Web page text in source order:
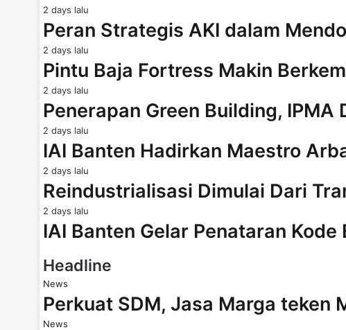
2 days lalu
Peran Strategis AKI dalam
2 days lalu
Pintu Baja Fortress Makin
2 days lalu
Penerapan Green Building,
2 days lalu
IAI Banten Hadirkan Maestro
2 days lalu
Reindustrialisasi Dimulai Dari
2 days lalu
IAI Banten Gelar Penataran Kode
Headline
News
Perkuat SDM, Jasa Marga teken
News